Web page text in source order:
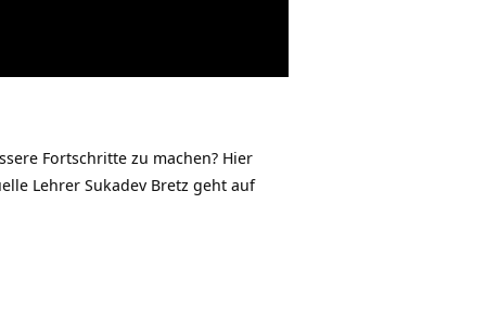
Fortschritte zu machen? Hier
Lehrer Sukadev Bretz geht auf